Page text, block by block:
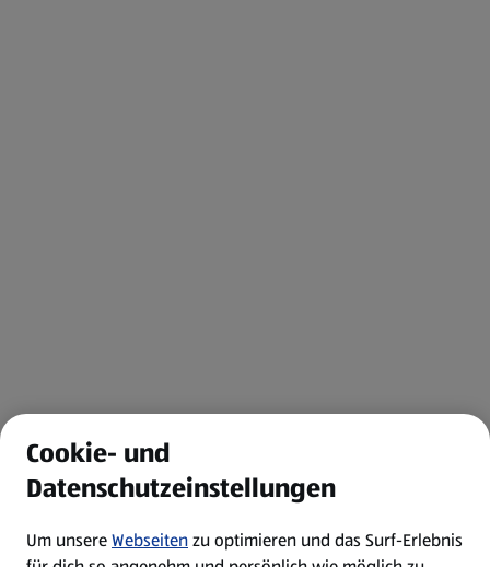
Cookie- und
Datenschutzeinstellungen
Um unsereWebseitenzu optimieren und das Surf-Erlebnis